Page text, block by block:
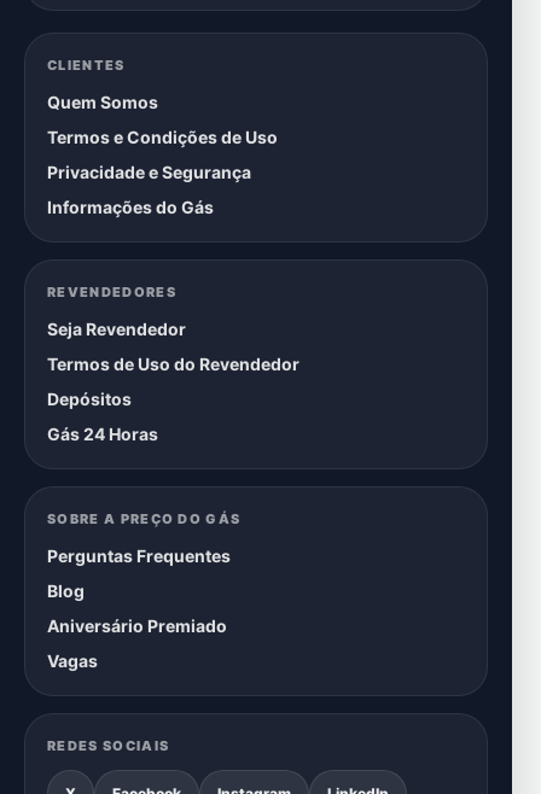
CLIENTES
Quem Somos
Termos e Condições de Uso
Privacidade e Segurança
Informações do Gás
REVENDEDORES
Seja Revendedor
Termos de Uso do Revendedor
Depósitos
Gás 24 Horas
SOBRE A PREÇO DO GÁS
Perguntas Frequentes
Blog
Aniversário Premiado
Vagas
REDES SOCIAIS